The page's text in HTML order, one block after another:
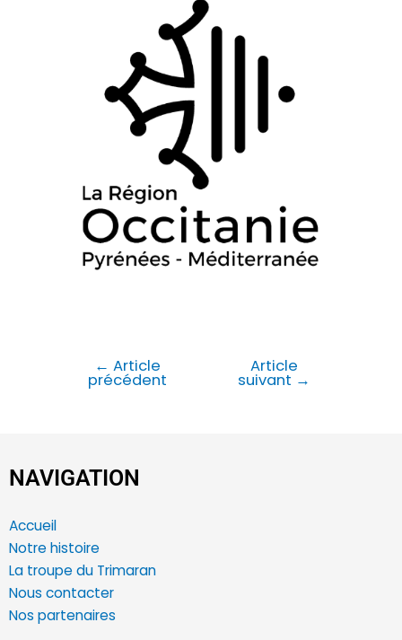
← Article
précédent
Article
suivant →
NAVIGATION
Accueil
Notre histoire
La troupe du Trimaran
Nous contacter
Nos partenaires